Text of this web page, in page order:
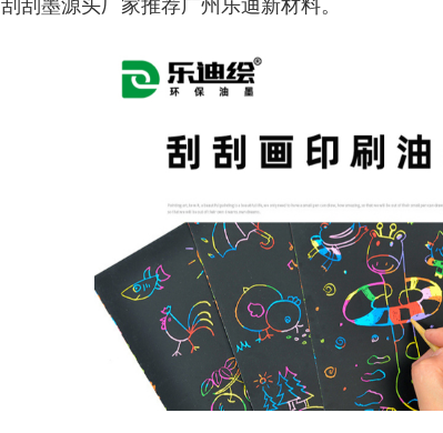
刮刮墨源头厂家推荐广州乐迪新材料。